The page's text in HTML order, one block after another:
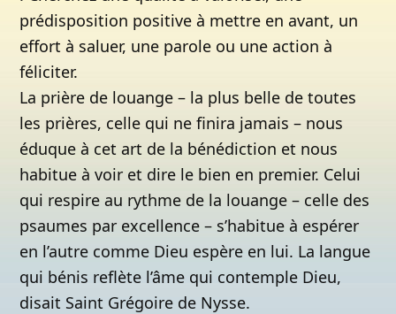
prédisposition positive à mettre en avant, un
effort à saluer, une parole ou une action à
féliciter.
La prière de louange – la plus belle de toutes
les prières, celle qui ne finira jamais – nous
éduque à cet art de la bénédiction et nous
habitue à voir et dire le bien en premier. Celui
qui respire au rythme de la louange – celle des
psaumes par excellence – s’habitue à espérer
en l’autre comme Dieu espère en lui. La langue
qui bénis reflète l’âme qui contemple Dieu,
disait Saint Grégoire de Nysse.